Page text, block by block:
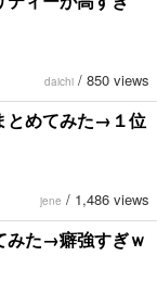
daichi / 850 views
とめてみた→１位
jene / 1,486 views
みた→癖強すぎｗ